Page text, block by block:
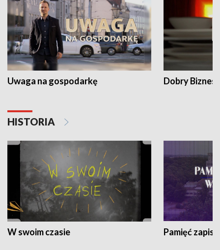
Uwaga na gospodarkę Dobry Biznes
HISTORIA
W swoim czasie Pamięć